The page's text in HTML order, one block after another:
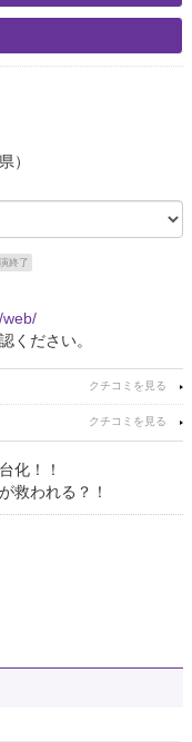
）
終了
web/
ください。
化！！
救われる？！